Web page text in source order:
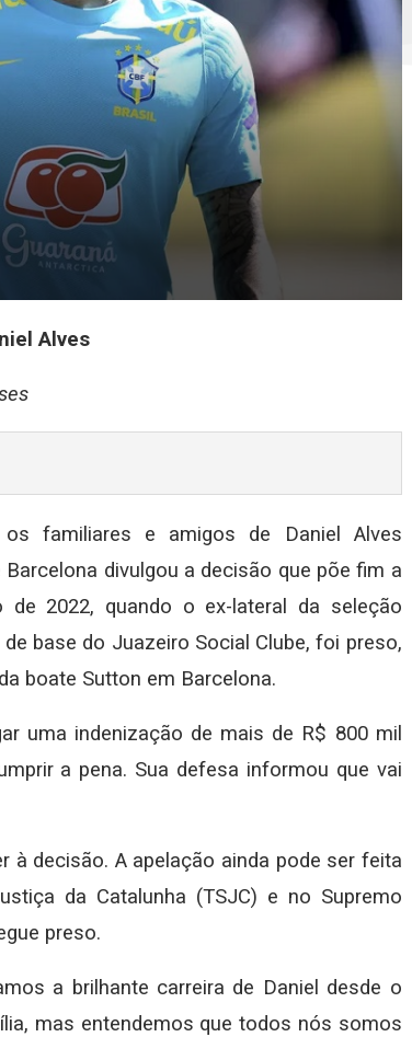
Alves
familiares e amigos de Daniel Alves
divulgou a decisão que põe fim a
2022, quando o ex-lateral da seleção
base do Juazeiro Social Clube, foi preso,
boate Sutton em Barcelona.
uma indenização de mais de R$ 800 mil
a pena. Sua defesa informou que vai
à decisão. A apelação ainda pode ser feita
da Catalunha (TSJC) e no Supremo
preso.
a brilhante carreira de Daniel desde o
mas entendemos que todos nós somos